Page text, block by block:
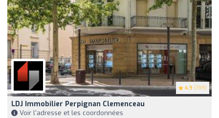
4.9 (199)
LDJ Immobilier Perpignan Clemenceau
Voir l'adresse et les coordonnées